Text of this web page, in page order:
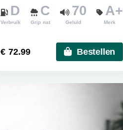
D
Verbruik
C
Grip nat
70
Geluid
A+
Merk
€ 72.99 Bestellen